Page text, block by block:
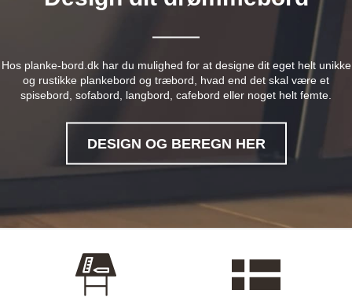
Hos planke-bord.dk har du mulighed for at designe dit eget helt unikke
og rustikke plankebord og træbord, hvad end det skal være et
spisebord, sofabord, langbord, cafebord eller noget helt femte.
DESIGN OG BEREGN HER